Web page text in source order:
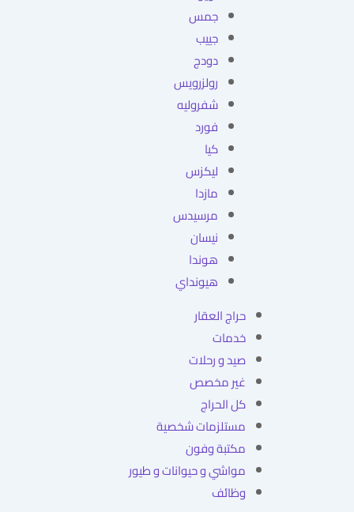
جمس
جييب
دودج
رولزرويس
شفروليه
فورد
كيا
ليكزس
مازدا
مرسيدس
نيسان
هوندا
هيونداي
حراج العقار
خدمات
صيد و رحلات
غير مخصص
كل الحراج
مستلزمات شخصية
مكتبة وفون
مواشي و حيوانات و طيور
وظائف